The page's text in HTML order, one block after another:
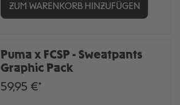
ZUM WARENKORB HINZUFÜGEN
Puma x FCSP - Sweatpants
Graphic Pack
59,95 €*